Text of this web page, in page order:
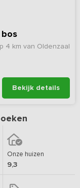
4 km van Oldenzaal
Bekijk details
Onze huizen
9,3